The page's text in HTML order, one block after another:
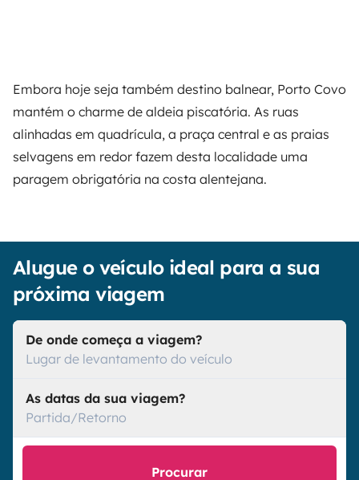
Embora hoje seja também destino balnear, Porto Covo
mantém o charme de aldeia piscatória. As ruas
alinhadas em quadrícula, a praça central e as praias
selvagens em redor fazem desta localidade uma
paragem obrigatória na costa alentejana.
Alugue o veículo ideal para a sua
próxima viagem
De onde começa a viagem?
Lugar de levantamento do veículo
As datas da sua viagem?
Partida/Retorno
Procurar